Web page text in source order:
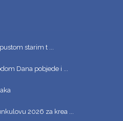
starim t ...
Dana pobjede i ...
2026 za krea ...